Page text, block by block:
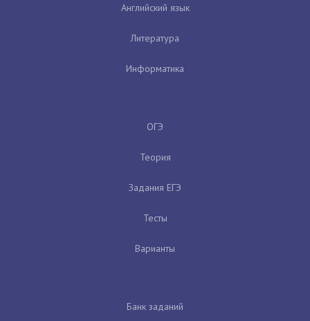
Английский язык
Литература
Информатика
ОГЭ
Теория
Задания ЕГЭ
Тесты
Варианты
Банк заданий